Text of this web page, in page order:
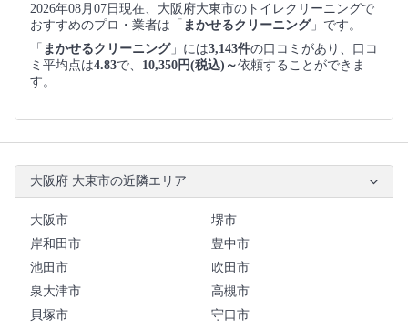
2026年08月07日現在、大阪府大東市のトイレクリーニングで
おすすめのプロ・業者は「 まかせるクリーニング」です。
「 まかせるクリーニング」には3,143件の口コミがあり、口コ
ミ平均点は4.83で、 10,350円(税込)～依頼することができま
す。
大阪府 大東市の近隣エリア
大阪市
堺市
岸和田市
豊中市
池田市
吹田市
泉大津市
高槻市
貝塚市
守口市